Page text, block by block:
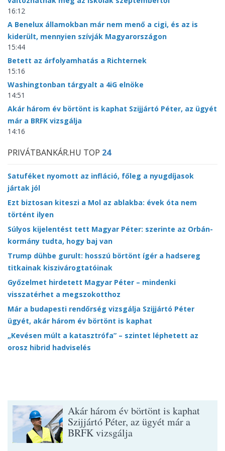
16:12
A Benelux államokban már nem menő a cigi, és az is
kiderült, mennyien szívják Magyarországon
15:44
Betett az árfolyamhatás a Richternek
15:16
Washingtonban tárgyalt a 4iG elnöke
14:51
Akár három év börtönt is kaphat Szijjártó Péter, az ügyét
már a BRFK vizsgálja
14:16
PRIVÁTBANKÁR.HU TOP 24
Satuféket nyomott az infláció, főleg a nyugdíjasok
jártak jól
Ezt biztosan kiteszi a Mol az ablakba: évek óta nem
történt ilyen
Súlyos kijelentést tett Magyar Péter: szerinte az Orbán-
kormány tudta, hogy baj van
Trump dühbe gurult: hosszú börtönt ígér a hadsereg
titkainak kiszivárogtatóinak
Győzelmet hirdetett Magyar Péter – mindenki
visszatérhet a megszokotthoz
Már a budapesti rendőrség vizsgálja Szijjártó Péter
ügyét, akár három év börtönt is kaphat
„Kevésen múlt a katasztrófa” – szintet léphetett az
orosz hibrid hadviselés
Akár három év börtönt is kaphat
Szijjártó Péter, az ügyét már a
BRFK vizsgálja